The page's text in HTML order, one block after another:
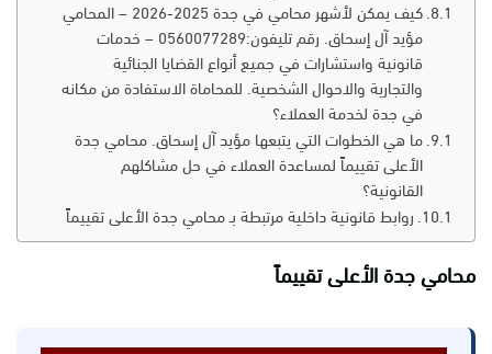
كيف يمكن لأشهر محامي في جدة 2025-2026 – المحامي
مؤيد آل إسحاق. رقم تليفون:0560077289 – خدمات
قانونية واستشارات في جميع أنواع القضايا الجنائية
والتجارية والاحوال الشخصية. للمحاماة الاستفادة من مكانه
في جدة لخدمة العملاء؟
ما هي الخطوات التي يتبعها مؤيد آل إسحاق. محامي جدة
الأعلى تقييماً لمساعدة العملاء في حل مشاكلهم
القانونية؟
روابط قانونية داخلية مرتبطة بـ محامي جدة الأعلى تقييماً
محامي جدة الأعلى تقييماً